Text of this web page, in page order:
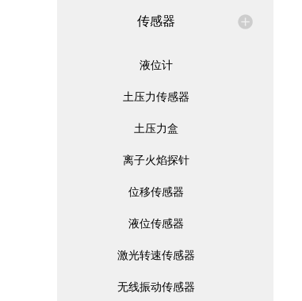
传感器
液位计
土压力传感器
土压力盒
离子火焰探针
位移传感器
液位传感器
激光转速传感器
无线振动传感器